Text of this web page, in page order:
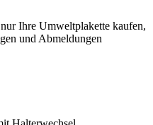
Ihre Umweltplakette kaufen,
und Abmeldungen